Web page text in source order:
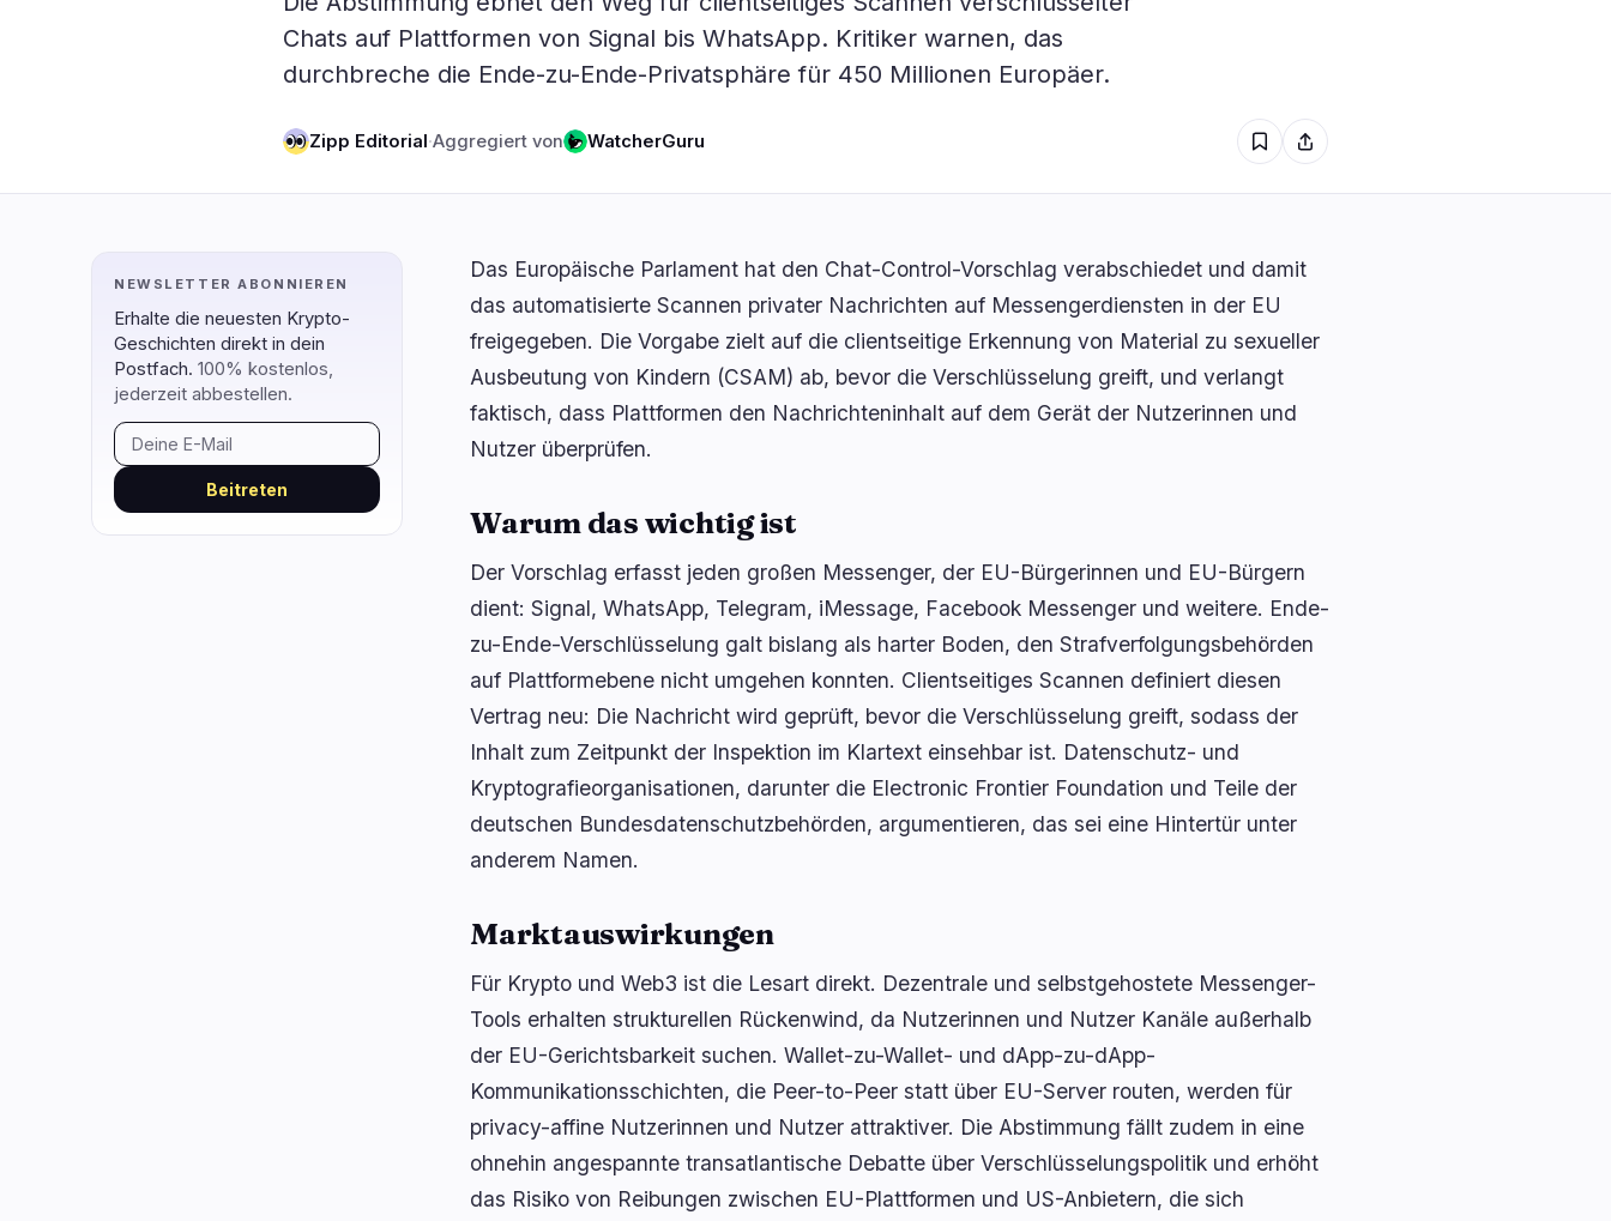
0
0
Technologie
Protokolle 0
Skalierung 0
Geschäft
Institutionell 1
Ökosysteme
Bitcoin
↑ navigieren ↵ öffnen
Chats auf Plattformen von Signal bis WhatsApp. Kritiker warnen, das
durchbreche die Ende-zu-Ende-Privatsphäre für 450 Millionen Europäer.
Zipp Editorial·Aggregiert von WatcherGuru
NEWSLETTER ABONNIEREN
Erhalte die neuesten Krypto-
Geschichten direkt in dein
Postfach. 100% kostenlos,
jederzeit abbestellen.
Beitreten
Das Europäische Parlament hat den Chat-Control-Vorschlag verabschiedet und damit
das automatisierte Scannen privater Nachrichten auf Messengerdiensten in der EU
freigegeben. Die Vorgabe zielt auf die clientseitige Erkennung von Material zu sexueller
Ausbeutung von Kindern (CSAM) ab, bevor die Verschlüsselung greift, und verlangt
faktisch, dass Plattformen den Nachrichteninhalt auf dem Gerät der Nutzerinnen und
Nutzer überprüfen.
Warum das wichtig ist
Der Vorschlag erfasst jeden großen Messenger, der EU-Bürgerinnen und EU-Bürgern
dient: Signal, WhatsApp, Telegram, iMessage, Facebook Messenger und weitere. Ende-
zu-Ende-Verschlüsselung galt bislang als harter Boden, den Strafverfolgungsbehörden
auf Plattformebene nicht umgehen konnten. Clientseitiges Scannen definiert diesen
Vertrag neu: Die Nachricht wird geprüft, bevor die Verschlüsselung greift, sodass der
Inhalt zum Zeitpunkt der Inspektion im Klartext einsehbar ist. Datenschutz- und
Kryptografieorganisationen, darunter die Electronic Frontier Foundation und Teile der
deutschen Bundesdatenschutzbehörden, argumentieren, das sei eine Hintertür unter
anderem Namen.
Marktauswirkungen
Für Krypto und Web3 ist die Lesart direkt. Dezentrale und selbstgehostete Messenger-
Tools erhalten strukturellen Rückenwind, da Nutzerinnen und Nutzer Kanäle außerhalb
der EU-Gerichtsbarkeit suchen. Wallet-zu-Wallet- und dApp-zu-dApp-
Kommunikationsschichten, die Peer-to-Peer statt über EU-Server routen, werden für
privacy-affine Nutzerinnen und Nutzer attraktiver. Die Abstimmung fällt zudem in eine
ohnehin angespannte transatlantische Debatte über Verschlüsselungspolitik und erhöht
das Risiko von Reibungen zwischen EU-Plattformen und US-Anbietern, die sich